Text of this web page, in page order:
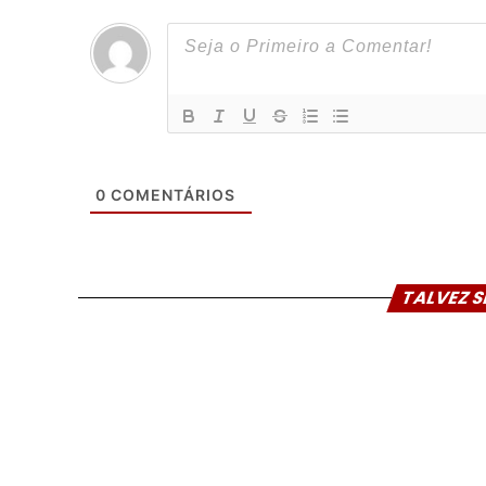
0 COMENTÁRIOS
TALVEZ